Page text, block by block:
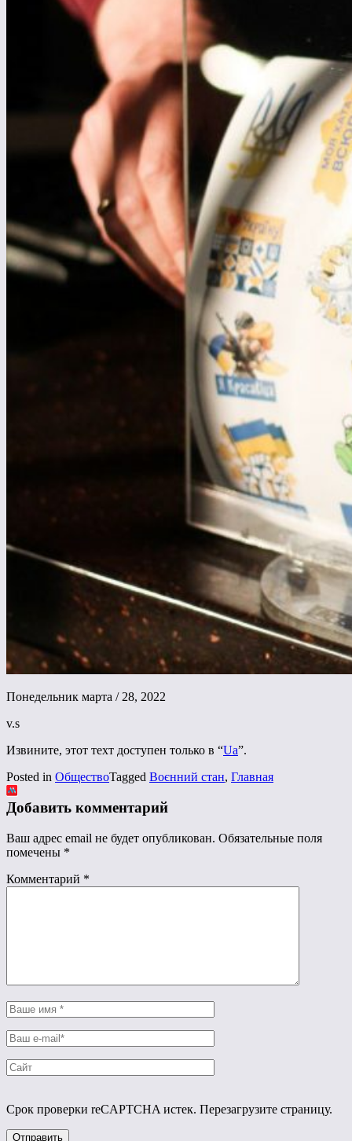
Понедельник марта / 28, 2022
v.s
Извините, этот техт доступен только в “Ua”.
Posted in ОбществоTagged Воєнний стан, Главная
Добавить комментарий
Ваш адрес email не будет опубликован. Обязательные поля
помечены *
Комментарий *
Срок проверки reCAPTCHA истек. Перезагрузите страницу.